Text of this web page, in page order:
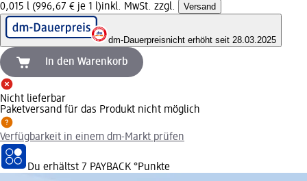
0,015 l (996,67 € je 1 l)inkl. MwSt. zzgl. Versand
dm-Dauerpreisnicht erhöht seit 28.03.2025
In den Warenkorb
Nicht lieferbar
Paketversand für das Produkt nicht möglich
Verfügbarkeit in einem dm-Markt prüfen
Du erhältst 7 PAYBACK °Punkte